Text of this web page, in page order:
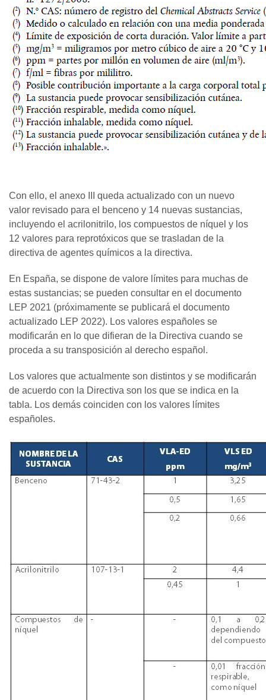
Con ello, el anexo III queda actualizado con un nuevo
valor revisado para el benceno y 14 nuevas sustancias,
incluyendo el acrilonitrilo, los compuestos de níquel y los
12 valores para reprotóxicos que se trasladan de la
directiva de agentes químicos a la directiva.
En España, se dispone de valore límites para muchas de
estas sustancias; se pueden consultar en el documento
LEP 2021 (próximamente se publicará el documento
actualizado LEP 2022). Los valores españoles se
modificarán en lo que difieran de la Directiva cuando se
proceda a su transposición al derecho español.
Los valores que actualmente son distintos y se modificarán
de acuerdo con la Directiva son los que se indica en la
tabla. Los demás coinciden con los valores límites
españoles.